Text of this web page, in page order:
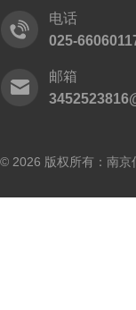
电话
025-
邮箱
© 2026 版权所有：南京